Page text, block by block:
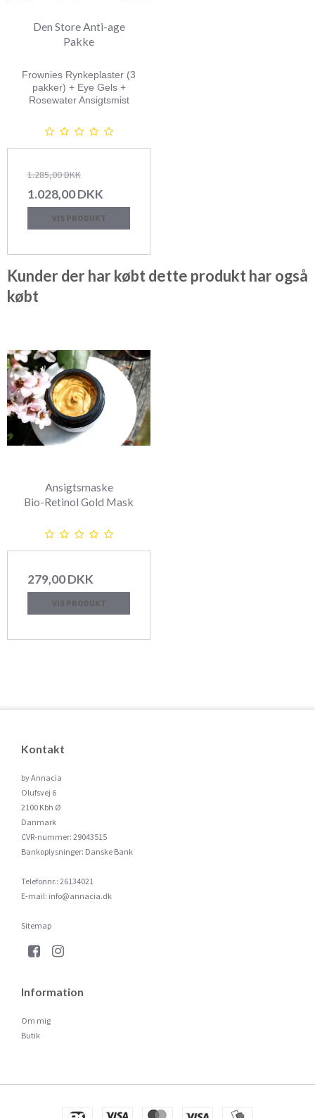
Den Store Anti-age
Pakke
Frownies Rynkeplaster (3
pakker) + Eye Gels +
Rosewater Ansigtsmist
1.285,00 DKK
1.028,00 DKK
VIS PRODUKT
Kunder der har købt dette produkt har også
købt
Ansigtsmaske
Bio-Retinol Gold Mask
279,00 DKK
VIS PRODUKT
Kontakt
by Annacia
Olufsvej 6
2100 Kbh Ø
Danmark
CVR-nummer: 29043515
Bankoplysninger: Danske Bank
Telefonnr.: 26134021
E-mail: info@annacia.dk
Sitemap
Information
Om mig
Butik